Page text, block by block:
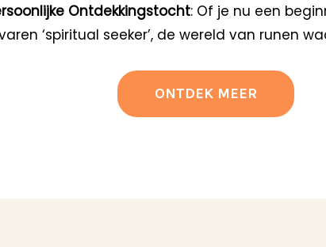
Ontdekkingstocht: Of je nu een
‘spiritual seeker’, de wereld van runen
ONTDEK MEER